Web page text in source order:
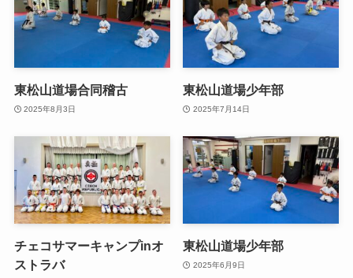
東松山道場合同稽古
2025年8月3日
東松山道場少年部
2025年7月14日
チェコサマーキャンプinオ
ストラバ
東松山道場少年部
2025年6月9日